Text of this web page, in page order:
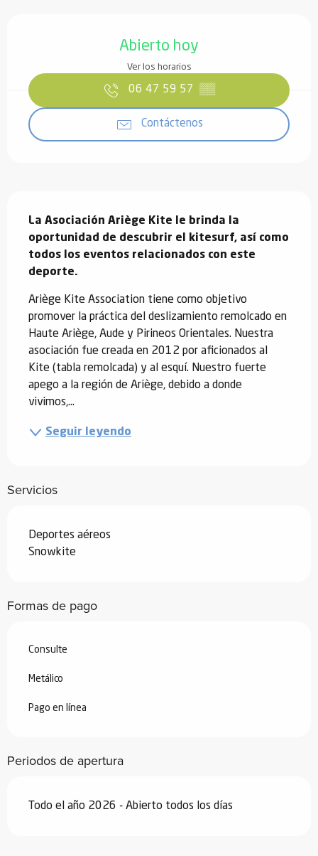
Abierto hoy
Ver los horarios
06 47 59 57 ▒▒
Contáctenos
La Asociación Ariège Kite le brinda la
oportunidad de descubrir el kitesurf, así como
todos los eventos relacionados con este
deporte.
Ariège Kite Association tiene como objetivo
promover la práctica del deslizamiento remolcado en
Haute Ariège, Aude y Pirineos Orientales. Nuestra
asociación fue creada en 2012 por aficionados al
Kite (tabla remolcada) y al esquí. Nuestro fuerte
apego a la región de Ariège, debido a donde
vivimos,...
Seguir leyendo
Servicios
Deportes aéreos
Snowkite
Formas de pago
Consulte
Metálico
Pago en línea
Periodos de apertura
Todo el año 2026 - Abierto todos los días